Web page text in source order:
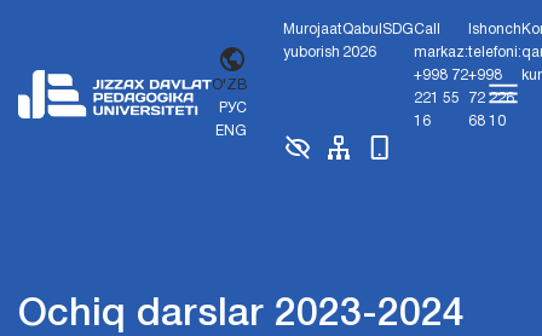
O'ZB
РУС
ENG
Murojaat
yuborish
Qabul
2026
SDGCall
markaz:
+998 72
221 55
16
Ishonch
telefoni:
+998
72 226
68 10
Ochiq darslar 2023-2024